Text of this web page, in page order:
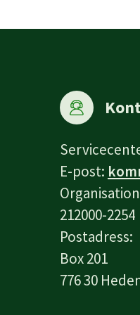
E-post:
212000-2254
Postadress:
Box 201
776 30